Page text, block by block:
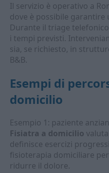
Il servizio è operativo a
dove è possibile
Durante il triage
i tempi previsti.
sia, se richiesto, in
B&B.
Esempi di
domicilio
Esempio 1: paziente
Fisiatra a domicilio
definisce esercizi
fisioterapia domiciliare
ridurre il dolore.